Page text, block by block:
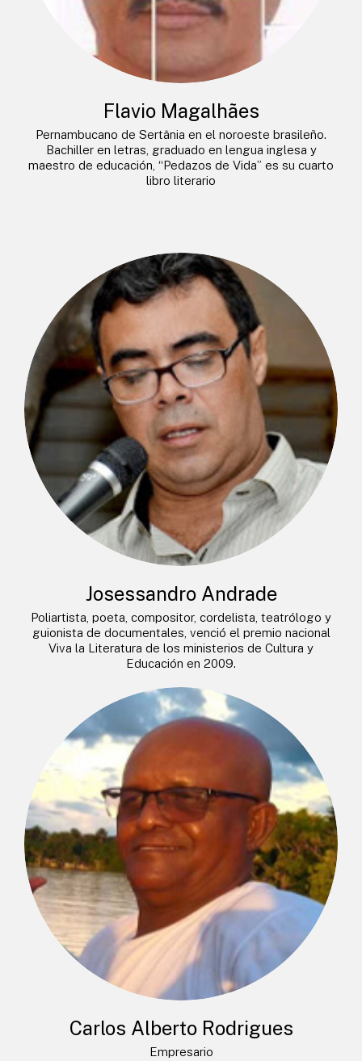
Flavio Magalhães
Pernambucano de Sertânia en el noroeste brasileño.
Bachiller en letras, graduado en lengua inglesa y
maestro de educación, “Pedazos de Vida” es su cuarto
libro literario
Josessandro Andrade
Poliartista, poeta, compositor, cordelista, teatrólogo y
guionista de documentales, venció el premio nacional
Viva la Literatura de los ministerios de Cultura y
Educación en 2009.
Carlos Alberto Rodrigues
Empresario